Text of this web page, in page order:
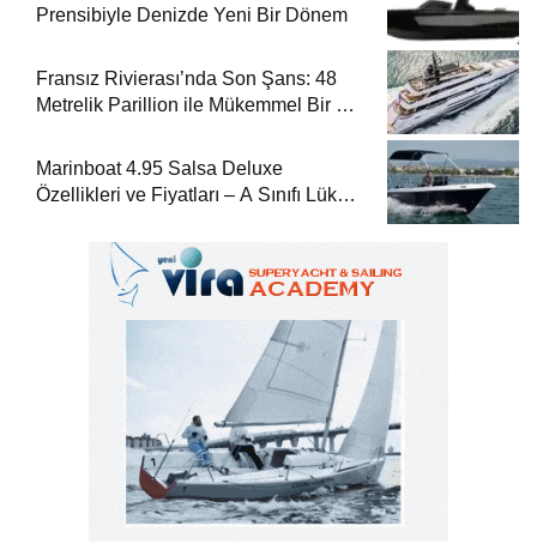
Prensibiyle Denizde Yeni Bir Dönem
Fransız Rivierası’nda Son Şans: 48
Metrelik Parillion ile Mükemmel Bir Yat
Marinboat 4.95 Salsa Deluxe
Özellikleri ve Fiyatları – A Sınıfı Lüks